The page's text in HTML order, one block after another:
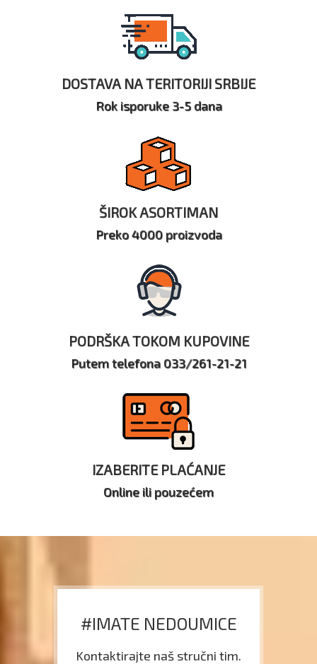
DOSTAVA NA TERITORIJI SRBIJE
Rok isporuke 3-5 dana
ŠIROK ASORTIMAN
Preko 4000 proizvoda
PODRŠKA TOKOM KUPOVINE
Putem telefona 033/261-21-21
IZABERITE PLAĆANJE
Online ili pouzećem
#IMATE NEDOUMICE
Kontaktirajte naš stručni tim.